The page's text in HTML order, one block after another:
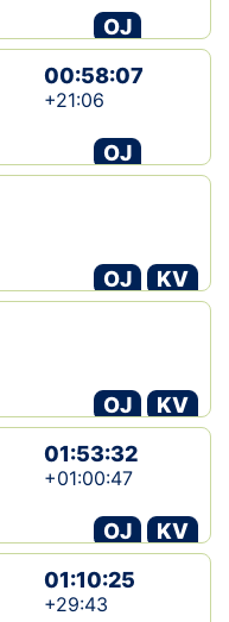
OJ
00:58:07
+21:06
OJ
OJ
KV
OJ
KV
01:53:32
+01:00:47
OJ
KV
01:10:25
+29:43